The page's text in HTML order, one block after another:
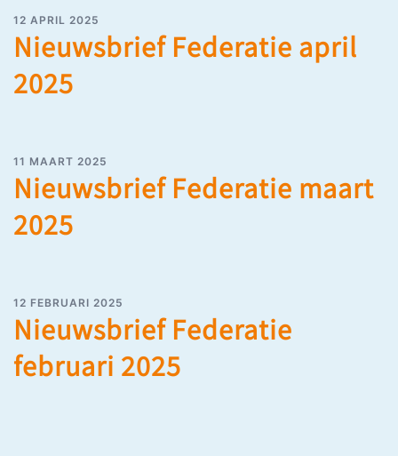
12 APRIL 2025
Nieuwsbrief Federatie april
2025
11 MAART 2025
Nieuwsbrief Federatie maart
2025
12 FEBRUARI 2025
Nieuwsbrief Federatie
februari 2025